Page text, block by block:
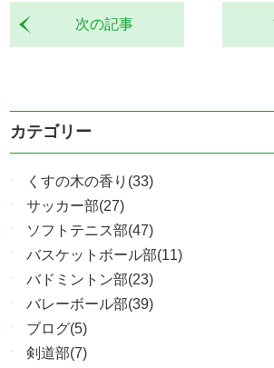
次の記事
カテゴリー
くすの木の香り(33)
サッカー部(27)
ソフトテニス部(47)
バスケットボール部(11)
バドミントン部(23)
バレーボール部(39)
ブログ(5)
剣道部(7)